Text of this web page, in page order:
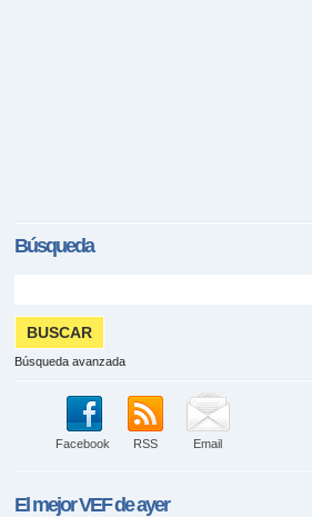
Búsqueda
Búsqueda avanzada
Facebook RSS Email
El mejorVEFde ayer